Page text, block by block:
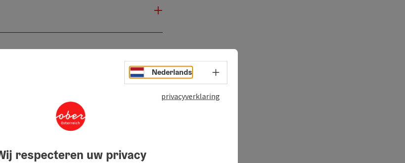
Nederlands Taalkeuze - menu openen
privacyverklaring
respecteren uw privacy